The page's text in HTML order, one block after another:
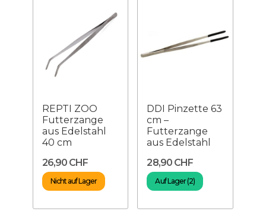
REPTI ZOO
Futterzange
aus Edelstahl
40 cm
26,90 CHF
Nicht auf Lager
DDI Pinzette 63
cm –
Futterzange
aus Edelstahl
28,90 CHF
Auf Lager (2)